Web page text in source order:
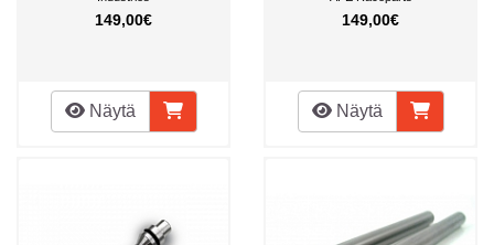
149,00€
Näytä
149,00€
Näytä